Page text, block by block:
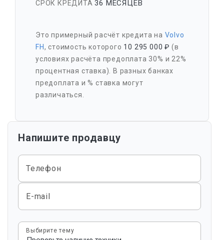
СРОК КРЕДИТА36 МЕСЯЦЕВ
Это примерный расчёт кредита на Volvo
FH, стоимость которого 10 295 000 ₽ (в
условиях расчёта предоплата 30% и 22%
процентная ставка). В разных банках
предоплата и % ставка могут
различаться.
Напишите продавцу
Телефон
E-mail
Выбирите тему